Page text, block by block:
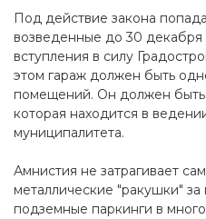
Под действие закона
возведенные до 30 декабря
вступления в силу
этом гараж должен быть
помещений. Он должен
которая находится в
муниципалитета.
Амнистия не затрагивает
металлические "ракушки"
подземные паркинги в